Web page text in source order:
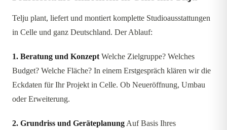
Telju plant, liefert und montiert komplette Studioausstattungen
in Celle und ganz Deutschland. Der Ablauf:
1. Beratung und Konzept Welche Zielgruppe? Welches
Budget? Welche Fläche? In einem Erstgespräch klären wir die
Eckdaten für Ihr Projekt in Celle. Ob Neueröffnung, Umbau
oder Erweiterung.
2. Grundriss und Geräteplanung Auf Basis Ihres